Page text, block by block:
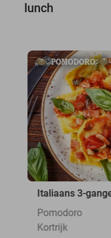
lunch
Italiaans 3-
Pomodoro
Kortrijk